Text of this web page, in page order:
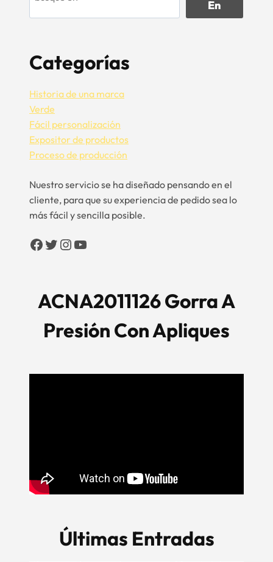
En
Categorías
Historia de una marca
Verde
Fácil personalización
Expositor de productos
Proceso de producción
Nuestro servicio se ha diseñado pensando en el
cliente, para que su experiencia de pedido sea lo
más fácil y sencilla posible.
Facebook Twitter Instagram YouTube
ACNA2011126 Gorra A
Presión Con Apliques
Últimas Entradas